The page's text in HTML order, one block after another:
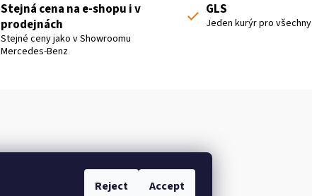
Reject Accept
Stejná cena na e-shopu i v
prodejnách
Stejné ceny jako v Showroomu
Mercedes-Benz
GLS
Jeden kurýr pro všechny